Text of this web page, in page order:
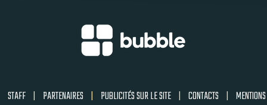
STAFF | PARTENAIRES | PUBLICITÉS SUR LE SITE | CONTACTS | MENTIONS